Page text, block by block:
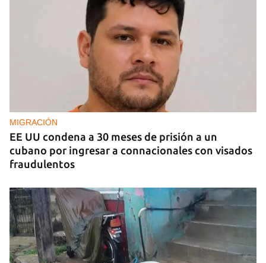
MIGRACIÓN
EE UU condena a 30 meses de prisión a un
cubano por ingresar a connacionales con visados
fraudulentos